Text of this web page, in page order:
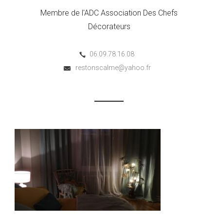
Membre de l'ADC Association Des Chefs
Décorateurs
06.09.78.16.08
restonscalme@yahoo.fr